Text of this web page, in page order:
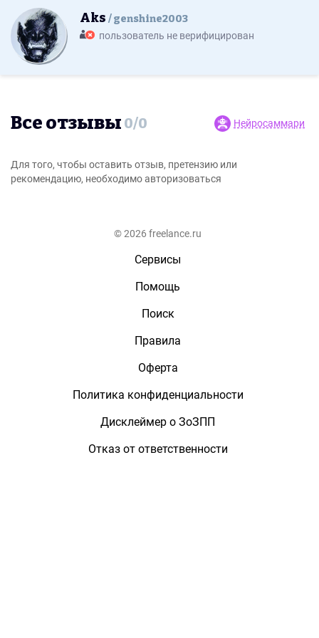
Aks genshine2003
пользователь не верифицирован
Все отзывы 0/0 Нейросаммари
Для того, чтобы оставить отзыв, претензию или
рекомендацию, необходимо авторизоваться
© 2026 freelance.ru
Сервисы
Помощь
Поиск
Правила
Оферта
Политика конфиденциальности
Дисклеймер о ЗоЗПП
Отказ от ответственности